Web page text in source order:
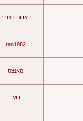
האדום הצורר
ran1982
מאנצס
רועי